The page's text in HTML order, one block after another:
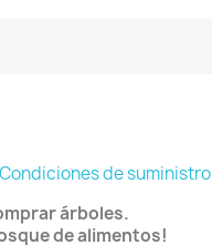
Condiciones de suministro
árboles.
de alimentos!